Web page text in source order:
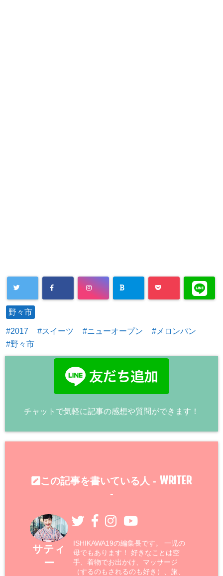
野々市
2017 スイーツ ニューオープン
メロンパン
野々市
チャットで気軽に記事の感想や質問ができます！
この記事を書いている人 - WRITER
-
サティ
ー
ISHIKAWA19の編集長です。 一児の
母でもあります！ 好きなことは空
手、着物でお出かけ、マッサージ
（するのもされるのも好き）、旅、